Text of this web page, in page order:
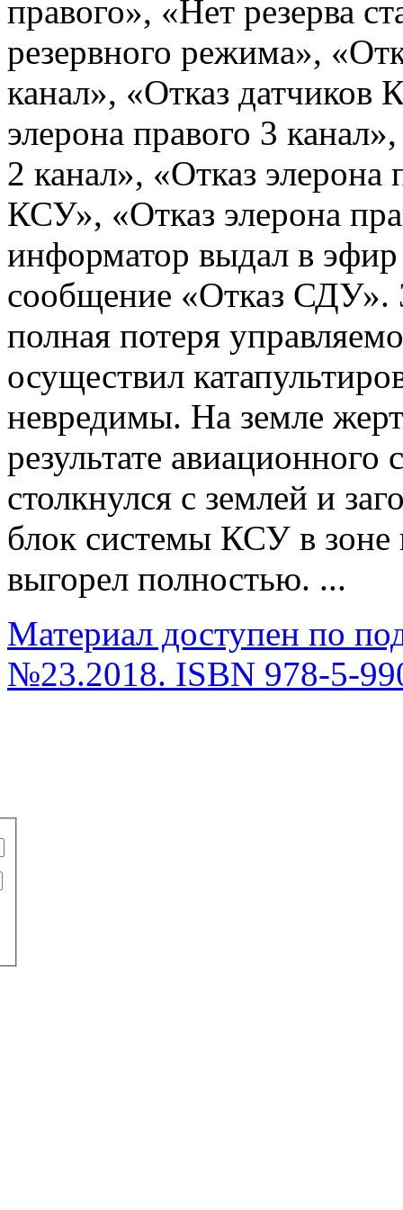
правого», «Нет резерва
резервного режима»,
канал», «Отказ датчиков
элерона правого 3
2 канал», «Отказ элерона
КСУ», «Отказ элерона
информатор выдал в
сообщение «Отказ СДУ».
полная потеря
осуществил
невредимы. На земле
результате авиационного
столкнулся с землей и
блок системы КСУ в зоне
выгорел полностью. ...
Материал доступен по
№23.2018. ISBN 978-5-